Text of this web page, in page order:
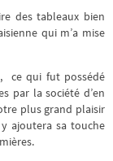
des tableaux bien
qui m’a mise
ce qui fut possédé
par la société d’en
plus grand plaisir
ajoutera sa touche